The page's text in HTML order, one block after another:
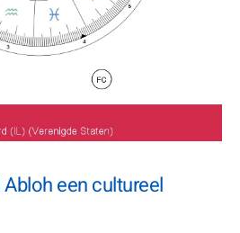
een cultureel